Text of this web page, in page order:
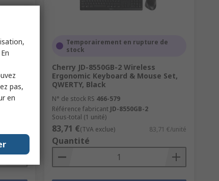
Temporairement en rupture de
stock
Cherry JD-8550GB-2 Wireless
Ergonomic Keyboard & Mouse Set,
QWERTY, Black
N° de stock RS 466-579
Référence fabricant JD-8550GB-2
Sous-total (1 unité)
83,71 €(TVA exclue) 83,71 €/unité
Quantité
pas,
en